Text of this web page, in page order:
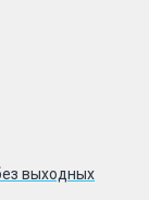
выходных